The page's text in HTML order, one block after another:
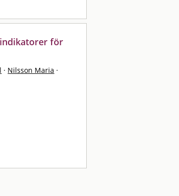
för
· Nilsson Maria ·